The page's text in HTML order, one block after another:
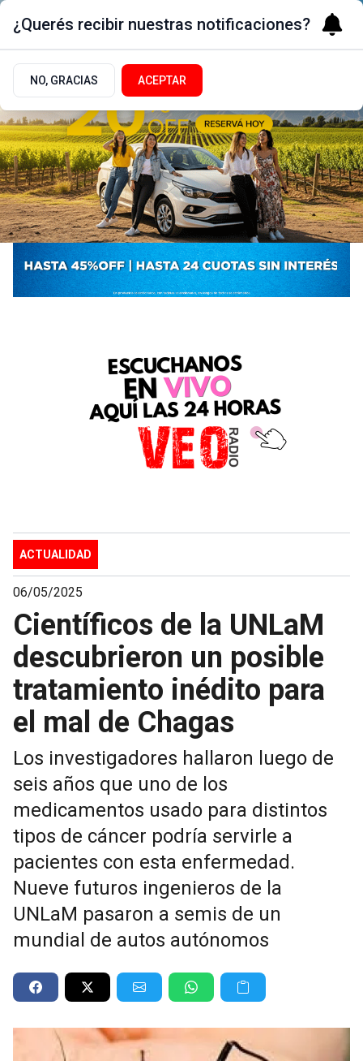
ACTUALIDAD
06/05/2025
Científicos de la UNLaM
descubrieron un posible
tratamiento inédito para
el mal de Chagas
Los investigadores hallaron luego de
seis años que uno de los
medicamentos usado para distintos
tipos de cáncer podría servirle a
pacientes con esta enfermedad.
Nueve futuros ingenieros de la
UNLaM pasaron a semis de un
mundial de autos autónomos
¿Querés recibir nuestras notificaciones?
NO, GRACIAS ACEPTAR